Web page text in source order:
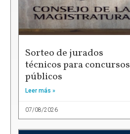
Sorteo de jurados
técnicos para concursos
públicos
Leer más »
07/08/2026